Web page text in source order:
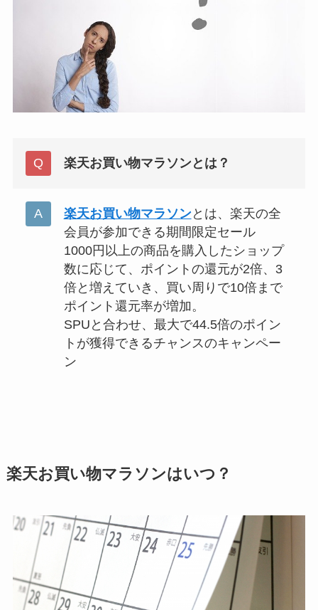
楽天お買い物マラソンとは？
楽天お買い物マラソンとは、楽天の全
会員が参加できる期間限定セール
1000円以上の商品を購入したショップ
数に応じて、ポイントの還元が2倍、3
倍と増えていき、買い周りで10倍まで
ポイント還元率が増加。
SPUと合わせ、最大で44.5倍のポイン
トが獲得できるチャンスのキャンペー
ン
楽天お買い物マラソンはいつ？